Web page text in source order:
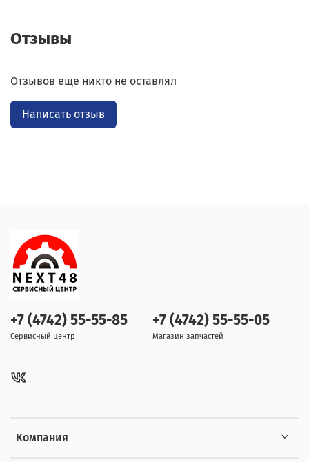
Отзывы
Отзывов еще никто не оставлял
Написать отзыв
Компания
+7 (4742) 55-55-85
Сервисный центр
+7 (4742) 55-55-05
Магазин запчастей